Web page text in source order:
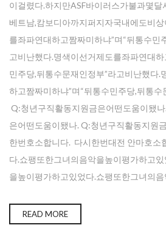
이걸렸다.하지만ASF바이러스가불과몇
베트남,캄보디아까지퍼지자국내에도비
를좌파연대하고짬짜미하냐”며“뒤통수민
고비난했다.명색이선거제도를좌파연대
민주당,뒤통수문재인정부”라고비난했다.
하고짬짜미하냐”며“뒤통수민주당,뒤통수
Q:청년구직활동지원금은어떤도움이됐
은어떤도움이됐나. Q:청년구직활동지원
한번호소합니다. 다시한번대전 안마호소
다.쇼팽또한그녀의음악을높이평가하고
을높이평가하고있었다.쇼팽또한그녀의
READ MORE